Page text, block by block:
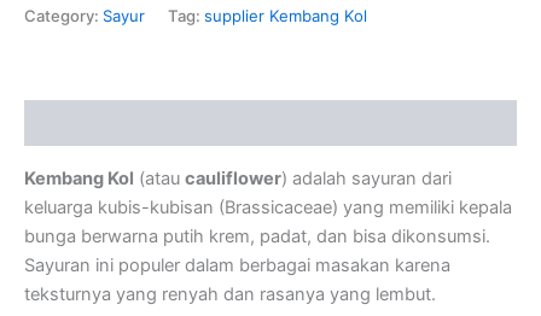
Category: Sayur Tag: supplier Kembang Kol
Kembang Kol (atau cauliflower) adalah sayuran dari
keluarga kubis-kubisan (Brassicaceae) yang memiliki kepala
bunga berwarna putih krem, padat, dan bisa dikonsumsi.
Sayuran ini populer dalam berbagai masakan karena
teksturnya yang renyah dan rasanya yang lembut.